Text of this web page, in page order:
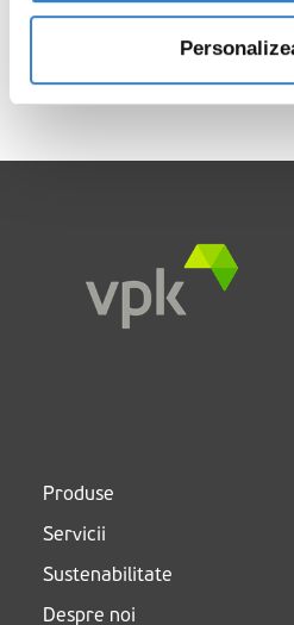
Produse
Servicii
Sustenabilitate
Despre noi